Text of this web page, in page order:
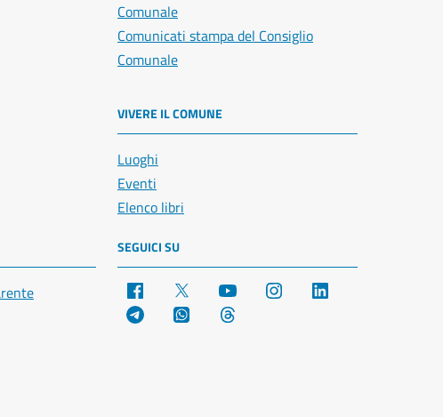
Comunale
Comunicati stampa del Consiglio
Comunale
VIVERE IL COMUNE
Luoghi
Eventi
Elenco libri
SEGUICI SU
Facebook YouTube Instagram
Telegram WhatsApp